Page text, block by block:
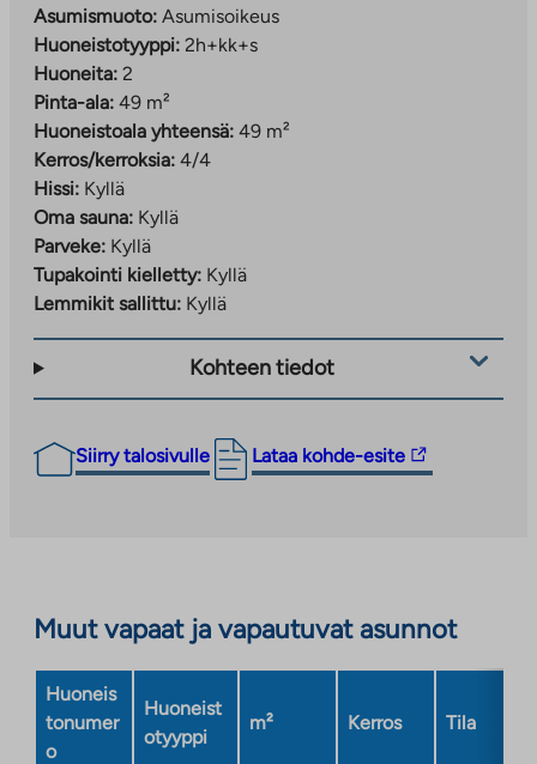
Asumismuoto: Asumisoikeus
Huoneistotyyppi: 2h+kk+s
Huoneita: 2
Pinta-ala: 49 m²
Huoneistoala yhteensä: 49 m²
Kerros/kerroksia: 4/4
Hissi: Kyllä
Oma sauna: Kyllä
Parveke: Kyllä
Tupakointi kielletty: Kyllä
Lemmikit sallittu: Kyllä
Kohteen tiedot
Siirry talosivulle Lataa kohde-esite
Linkki
vie
uuteen
Muut vapaat ja vapautuvat asunnot
Huoneis
tonumer
o
Huoneist
otyyppi
m² Kerros Tila